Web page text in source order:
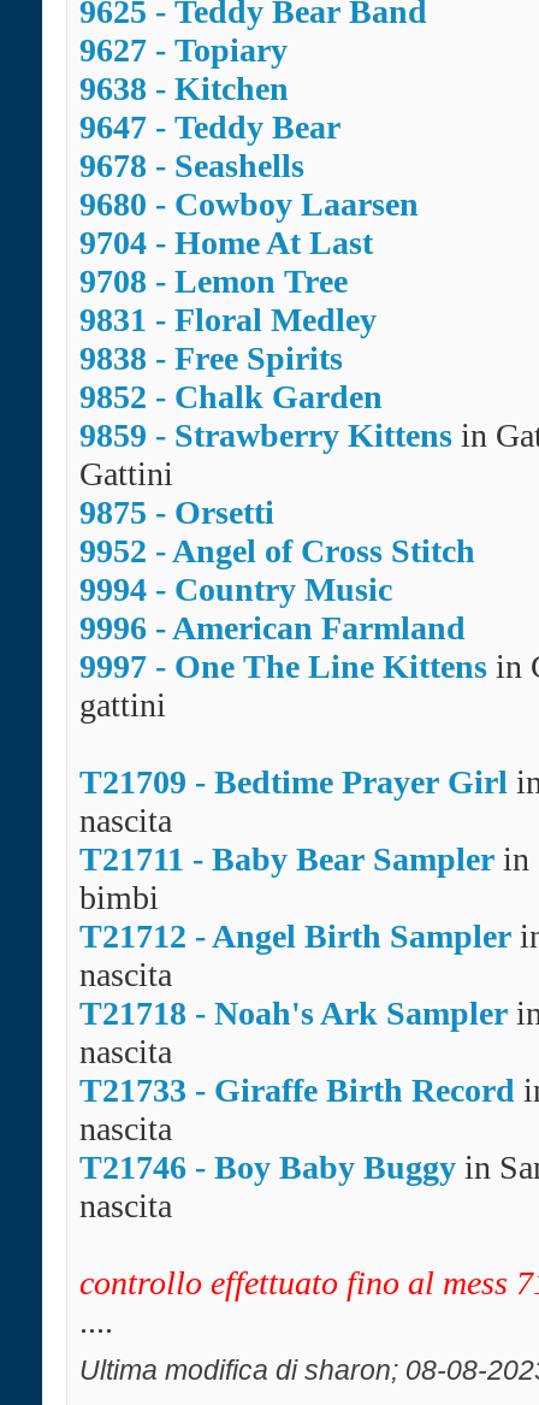
9625 - Teddy Bear Band
9627 - Topiary
9638 - Kitchen
9647 - Teddy Bear
9678 - Seashells
9680 - Cowboy Laarsen
9704 - Home At Last
9708 - Lemon Tree
9831 - Floral Medley
9838 - Free Spirits
9852 - Chalk Garden
9859 - Strawberry Kittens in
Gattini
9875 - Orsetti
9952 - Angel of Cross Stitch
9994 - Country Music
9996 - American Farmland
9997 - One The Line Kittens in
gattini
T21709 - Bedtime Prayer Girl
nascita
T21711 - Baby Bear Sampler in
bimbi
T21712 - Angel Birth Sampler
nascita
T21718 - Noah's Ark Sampler
nascita
T21733 - Giraffe Birth Record
nascita
T21746 - Boy Baby Buggy in
nascita
controllo effettuato fino al mess
....
Ultima modifica di sharon; 08-08-